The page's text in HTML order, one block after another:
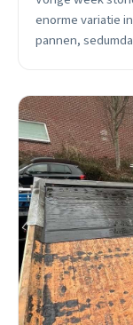
enorme variatie
pannen,